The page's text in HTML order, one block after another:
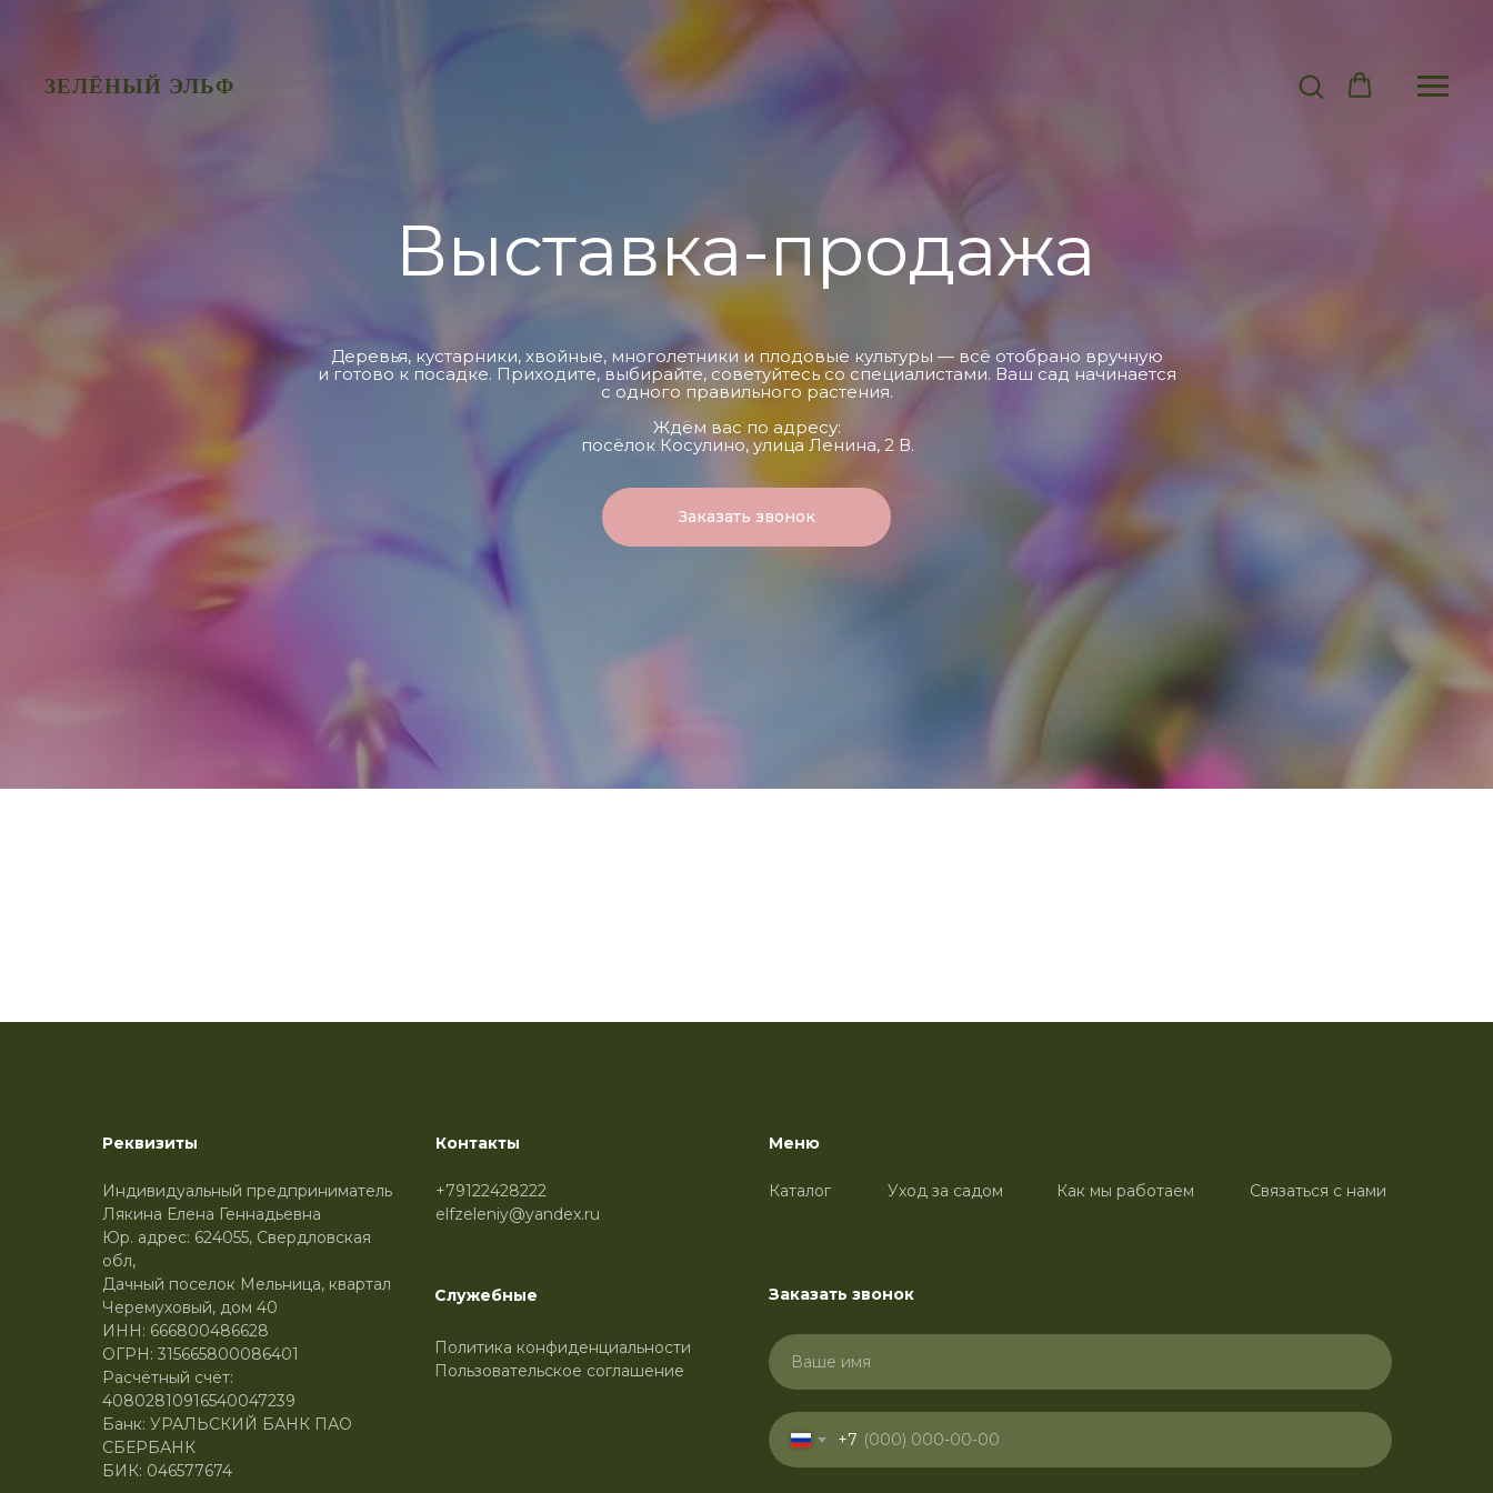
ЗЕЛЁНЫЙ ЭЛЬФ
Выставка-продажа
Деревья, кустарники, хвойные, многолетники и плодовые культуры — всё отобрано вручную
и готово к посадке. Приходите, выбирайте, советуйтесь со специалистами. Ваш сад начинается
с одного правильного растения.
Ждём вас по адресу:
посёлок Косулино, улица Ленина, 2 В.
Заказать звонок
+79122428222
elfzeleniy@yandex.ru
Контакты
Заказать звонок
Индивидуальный предприниматель
Лякина Елена Геннадьевна
Юр. адрес: 624055, Свердловская
обл,
Дачный поселок Мельница, квартал
Черемуховый, дом 40
ИНН: 666800486628
ОГРН: 315665800086401
Расчётный счёт:
40802810916540047239
Банк: УРАЛЬСКИЙ БАНК ПАО
СБЕРБАНК
БИК: 046577674
Меню
Реквизиты
Политика конфиденциальности
Пользовательское соглашение
Связаться с нами
Как мы работаем
Уход за садом
+7
Каталог
Служебные